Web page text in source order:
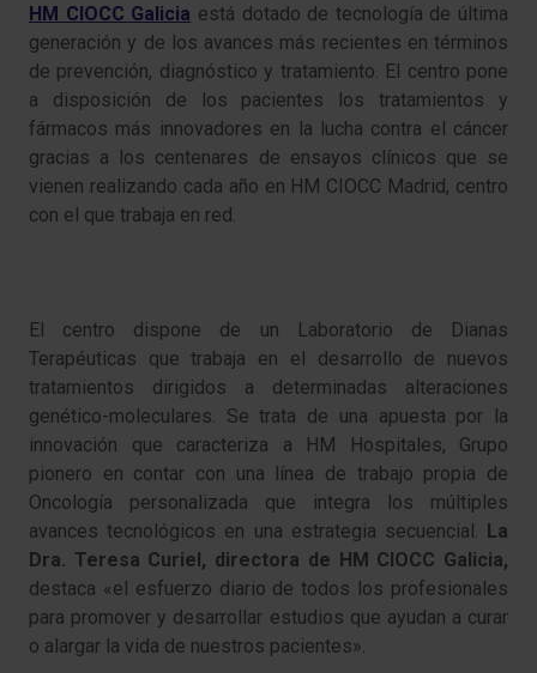
HM CIOCC Galicia está dotado de tecnología de última
generación y de los avances más recientes en términos
de prevención, diagnóstico y tratamiento. El centro pone
a disposición de los pacientes los tratamientos y
fármacos más innovadores en la lucha contra el cáncer
gracias a los centenares de ensayos clínicos que se
vienen realizando cada año en HM CIOCC Madrid, centro
con el que trabaja en red.
El centro dispone de un Laboratorio de Dianas
Terapéuticas que trabaja en el desarrollo de nuevos
tratamientos dirigidos a determinadas alteraciones
genético-moleculares. Se trata de una apuesta por la
innovación que caracteriza a HM Hospitales, Grupo
pionero en contar con una línea de trabajo propia de
Oncología personalizada que integra los múltiples
avances tecnológicos en una estrategia secuencial. La
Dra. Teresa Curiel, directora de HM CIOCC Galicia,
destaca «el esfuerzo diario de todos los profesionales
para promover y desarrollar estudios que ayudan a curar
o alargar la vida de nuestros pacientes».